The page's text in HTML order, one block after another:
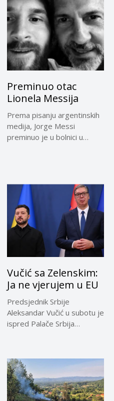
Preminuo otac
Lionela Messija
Prema pisanju argentinskih
medija, Jorge Messi
preminuo je u bolnici u
Vučić sa Zelenskim:
Ja ne vjerujem u EU
Predsjednik Srbije
Aleksandar Vučić u subotu je
ispred Palače Srbija